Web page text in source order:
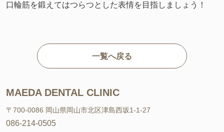
口輪筋を鍛えてはつらつとした表情を目指しましょう！
一覧へ戻る
MAEDA DENTAL CLINIC
〒700-0086 岡山県岡山市北区津島西坂1-1-27
086-214-0505